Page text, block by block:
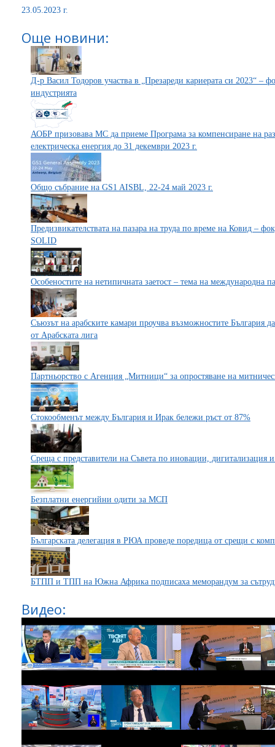
23.05.2023 г.
Още новини:
Д-р Васил Тодоров участва в „Презареди кариерата си 2023“ –
индустрията
АОБР призовава МС да приеме Програма за компенсиране на
електрическа енергия до 31 декември 2023 г.
Общо събрание на GS1 AISBL, 22-24 май 2023 г.
Предизвикателствата на пазара на труда по време на Ковид –
SOLID
Особеностите на нетипичната заетост – тема на международна
Съюзът на арабските камари проучва възможностите България
от Арабската лига
Партньорство с Агенция „Митници“ за опростяване на
Стокообменът между България и Ирак белeжи ръст от 87%
Среща с представители на Съвета по иновации,
Безплатни енергийни одити за МСП
Българската делегация в РЮА проведе поредица от срещи с
БТПП и ТПП на Южна Африка подписаха меморандум за
Видео: